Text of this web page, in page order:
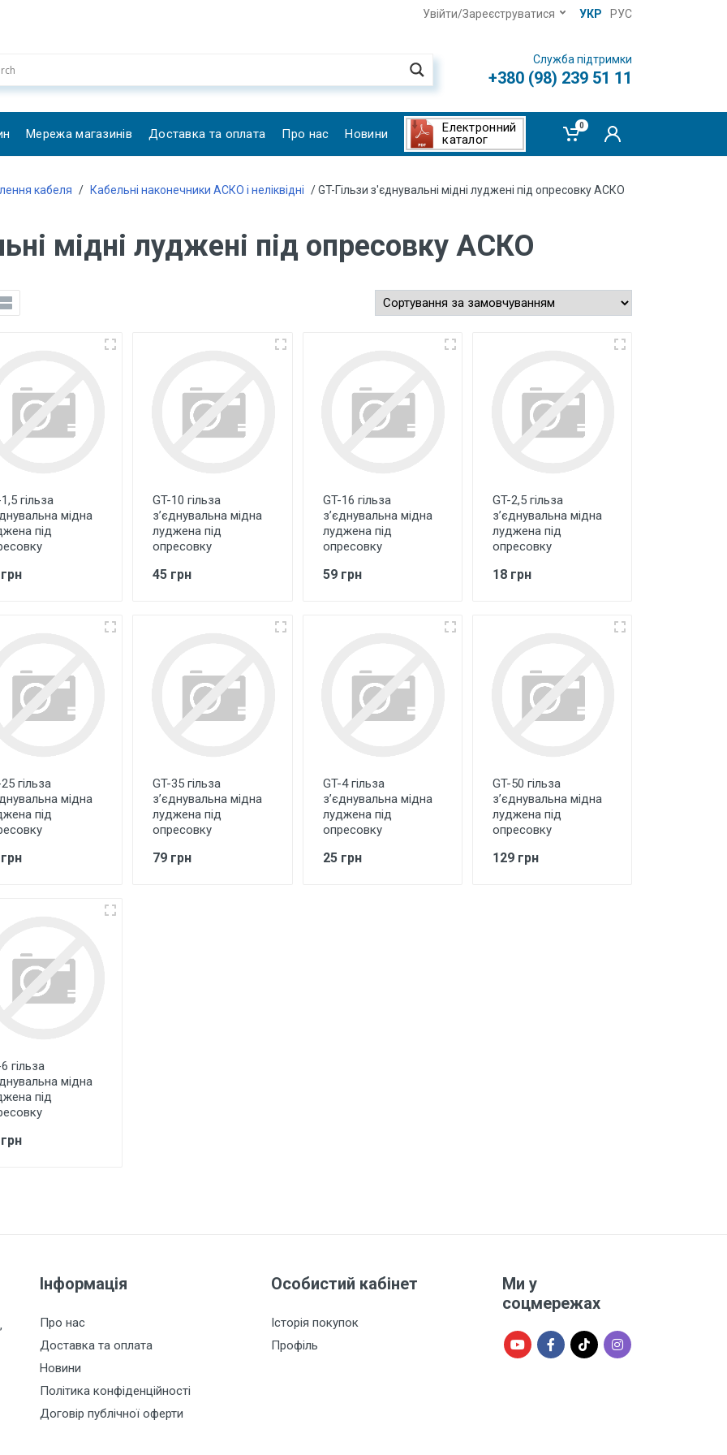
Увійти/Зареєструватися УКР РУС
Служба підтримки
+380 (98) 239 51 11
Мережа магазинів Доставка та оплата Про нас Новини
Електронний
каталог
0
кабеля / Кабельні наконечники АСКО і неліквідні / GT-Гільзи з'єднувальні мідні луджені під опресовку АСКО
мідні луджені під опресовку АСКО
гільза
мідна
під
GT-10 гільза
з’єднувальна мідна
луджена під
опресовку
45 грн
GT-16 гільза
з’єднувальна мідна
луджена під
опресовку
59 грн
GT-2,5 гільза
з’єднувальна мідна
луджена під
опресовку
18 грн
гільза
мідна
під
GT-35 гільза
з’єднувальна мідна
луджена під
опресовку
79 грн
GT-4 гільза
з’єднувальна мідна
луджена під
опресовку
25 грн
GT-50 гільза
з’єднувальна мідна
луджена під
опресовку
129 грн
гільза
мідна
під
Інформація
Про нас
Доставка та оплата
Новини
Політика конфіденційності
Договір публічної оферти
Особистий кабінет
Історія покупок
Профіль
Ми у
соцмережах